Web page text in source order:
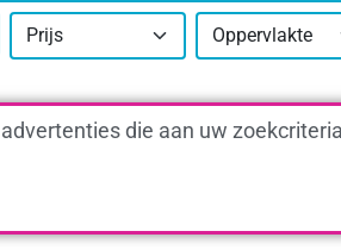
Prijs Oppervlakte
die aan uw